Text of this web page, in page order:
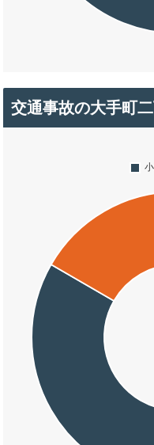
交通事故の大手町